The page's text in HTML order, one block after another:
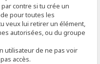
contre si tu crée un
pour toutes les
veux lui retirer un élément,
autorisées, ou du groupe
utilisateur de ne pas voir
accès.